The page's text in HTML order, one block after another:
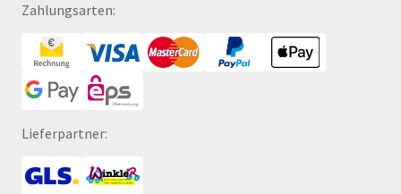
Zahlungsarten:
Lieferpartner: